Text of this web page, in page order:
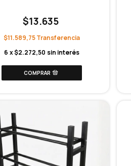
$13.635
$11.589,75
6 x$2.272,50 sin interés